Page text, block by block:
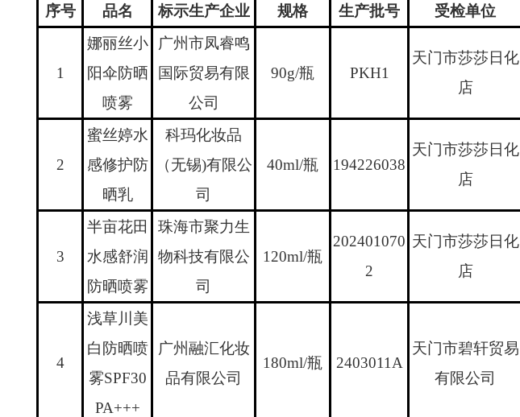
序号 品名 标示生产企业 规格 生产批号 受检单位
1
娜丽丝小
阳伞防晒
喷雾
广州市凤睿鸣
国际贸易有限
公司
90g/瓶 PKH1
天门市莎莎日化
店
2
蜜丝婷水
感修护防
晒乳
科玛化妆品
（无锡)有限公
司
40ml/瓶 194226038
天门市莎莎日化
店
3
半亩花田
水感舒润
防晒喷雾
珠海市聚力生
物科技有限公
司
120ml/瓶
202401070
2
天门市莎莎日化
店
4
浅草川美
白防晒喷
雾SPF30
PA+++
广州融汇化妆
品有限公司
180ml/瓶 2403011A
天门市碧轩贸易
有限公司